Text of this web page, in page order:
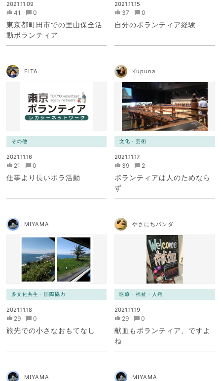
2021.11.09
41 0
東京都町田市での里山保全活
動ボランティア
2021.11.15
37 0
自分のボランティア経験
EITA
その他
2021.11.16
21 0
仕事より長いボラ活動
Kupuna
文化・芸術
2021.11.17
39 2
ボランティアは人のためなら
ず
MIYAMA
多文化共生・国際協力
2021.11.18
29 0
旅先での小さなおもてなし
やさにちパンダ
医療・福祉・人権
2021.11.19
29 0
献血もボランティア、ですよ
ね
MIYAMA MIYAMA